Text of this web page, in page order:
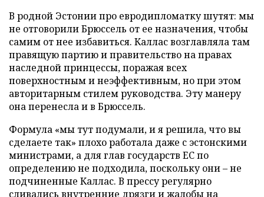
В родной Эстонии про евродипломатку шутят: мы
не отговорили Брюссель от ее назначения, чтобы
самим от нее избавиться. Каллас возглавляла там
правящую партию и правительство на правах
наследной принцессы, поражая всех
поверхностным и неэффективным, но при этом
авторитарным стилем руководства. Эту манеру
она перенесла и в Брюссель.
Формула «мы тут подумали, и я решила, что вы
сделаете так» плохо работала даже с эстонскими
министрами, а для глав государств ЕС по
определению не подходила, поскольку они – не
подчиненные Каллас. В прессу регулярно
сливались внутренние дрязги и жалобы на